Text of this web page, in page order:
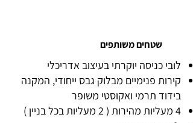
שטחים משותפים
לובי כניסה יוקרתי בעיצוב אדריכלי
קירות פנימיים מבלוק גבס ייחודי, המקנה
בידוד תרמי ואקוסטי משופר
4 מעליות מהירות ( 2 מעליות בכל בניין )